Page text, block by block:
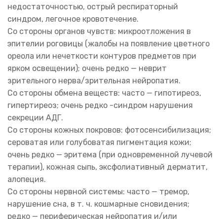
недостаточностью, острый респираторный
синдром, легочное кровотечение.
Со стороны органов чувств: микроотложения в
эпителии роговицы (жалобы на появление цветного
ореола или нечеткости контуров предметов при
ярком освещении); очень редко — неврит
зрительного нерва/зрительная нейропатия.
Со стороны обмена веществ: часто — гипотиреоз,
гипертиреоз; очень редко -синдром нарушения
секреции АДГ.
Со стороны кожных покровов: фотосенсибилизация;
сероватая или голубоватая пигментация кожи;
очень редко — эритема (при одновременной лучевой
терапии), кожная сыпь, эксфолиативный дерматит,
алопеция.
Со стороны нервной системы: часто — тремор,
нарушение сна, в т. ч. кошмарные сновидения;
редко — периферическая нейропатия и/или